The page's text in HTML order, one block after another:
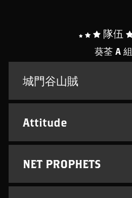
隊伍
葵荃 A 組
城門谷山賊
Attitude
NET PROPHETS